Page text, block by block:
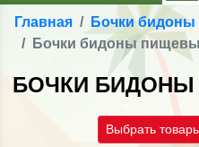
Главная
Бочки бидоны
Бочки бидоны
БОЧКИ
Выбрать